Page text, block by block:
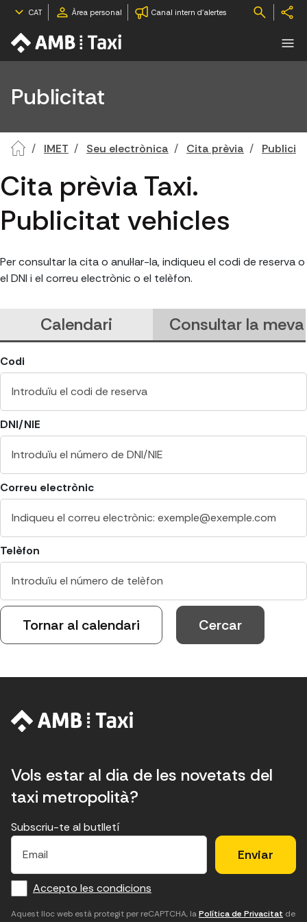
CAT Àrea personal Canal intern d'alertes
Publicitat
IMET Seu electrònica Cita prèvia
Cita prèvia Taxi.
Publicitat vehicles
Per consultar la cita o anul·lar-la, indiqueu el codi de reserva o
el DNI i el correu electrònic o el telèfon.
Calendari Consultar la
Codi
DNI/NIE
Correu electrònic
Telèfon
Tornar al calendari
Vols estar al dia de les novetats del
taxi metropolità?
E
f
o
r
E
c
a
m
H
u
d
'
×
Subscriu-te al butlletí
E
a
i
Accepto les condicions
Aquest lloc web està protegit per reCAPTCHA, laPolítica de Privacitat de